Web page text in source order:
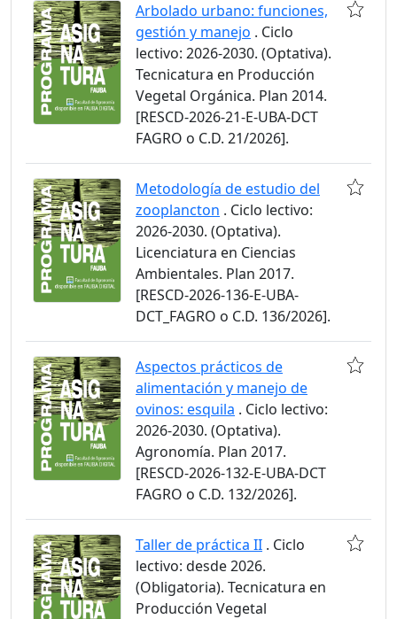
Arbolado urbano: funciones,
gestión y manejo . Ciclo
lectivo: 2026-2030. (Optativa).
Tecnicatura en Producción
Vegetal Orgánica. Plan 2014.
[RESCD-2026-21-E-UBA-DCT
FAGRO o C.D. 21/2026].
Metodología de estudio del
zooplancton . Ciclo lectivo:
2026-2030. (Optativa).
Licenciatura en Ciencias
Ambientales. Plan 2017.
[RESCD-2026-136-E-UBA-
DCT_FAGRO o C.D. 136/2026].
Aspectos prácticos de
alimentación y manejo de
ovinos: esquila . Ciclo lectivo:
2026-2030. (Optativa).
Agronomía. Plan 2017.
[RESCD-2026-132-E-UBA-DCT
FAGRO o C.D. 132/2026].
Taller de práctica II . Ciclo
lectivo: desde 2026.
(Obligatoria). Tecnicatura en
Producción Vegetal